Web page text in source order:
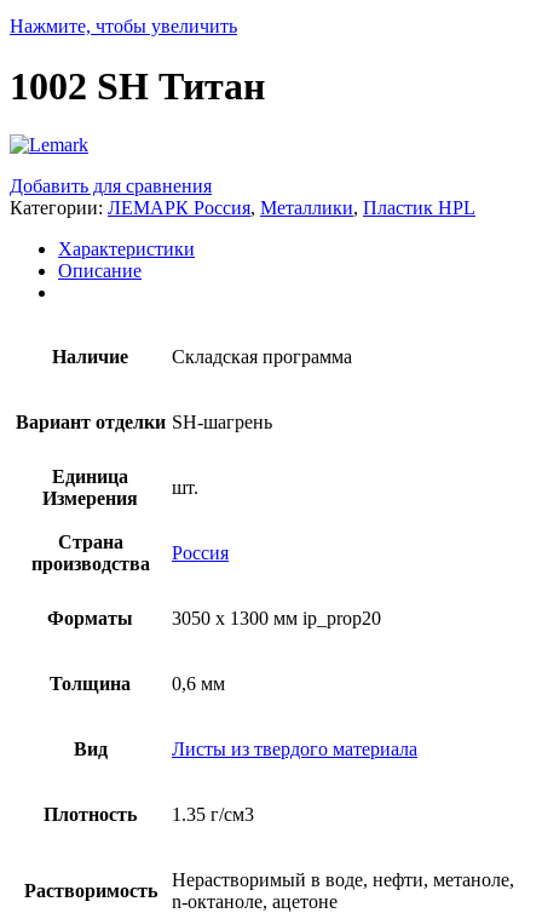
Нажмите, чтобы увеличить
1002 SH Титан
Добавить для сравнения
Категории: ЛЕМАРК Россия, Металлики, Пластик HPL
Характеристики
Описание
Наличие Складская программа
Вариант отделки SH-шагрень
Единица
Измерения
шт.
Страна
производства
Россия
Форматы 3050 x 1300 мм ip_prop20
Толщина 0,6 мм
Вид Листы из твердого материала
Плотность 1.35 г/см3
Растворимость
Нерастворимый в воде, нефти, метаноле,
n-октаноле, ацетоне